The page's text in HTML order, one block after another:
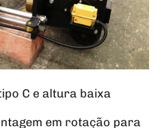
C e altura baixa
em rotação para